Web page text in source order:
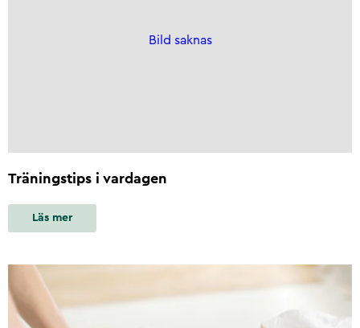
Bild saknas
Träningstips i vardagen
Läs mer